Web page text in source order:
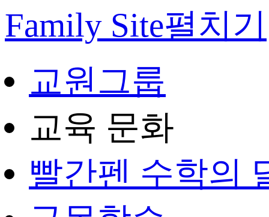
Family Site펼치기
교원그룹
교육 문화
빨간펜 수학의